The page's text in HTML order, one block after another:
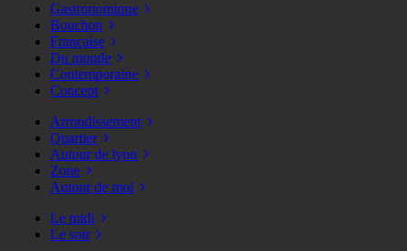
Gastronomique
Bouchon
Française
Du monde
Contemporaine
Concept
Arrondissement
Quartier
Autour de lyon
Zone
Autour de moi
Le midi
Le soir